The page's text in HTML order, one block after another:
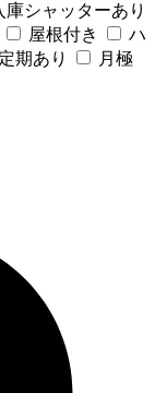
庫シャッターあり
屋根付き
ハ
期あり
月極